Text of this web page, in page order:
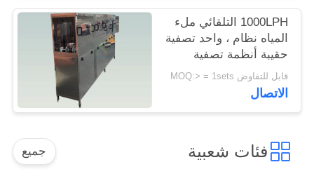
1000LPH التلقائي ملء
المياه نظام ، واحد تصفية
حقيبة أنظمة تصفية
المياه
قابل للتفاوض MOQ:> = 1sets
الاتصال
فئات شعبية جميع